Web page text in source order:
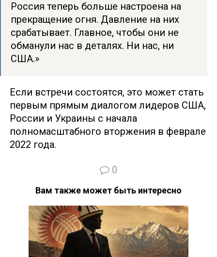
Россия теперь больше настроена на
прекращение огня. Давление на них
срабатывает. Главное, чтобы они не
обманули нас в деталях. Ни нас, ни
США.»
Если встречи состоятся, это может стать
первым прямым диалогом лидеров США,
России и Украины с начала
полномасштабного вторжения в феврале
2022 года.
0
Вам также может быть интересно